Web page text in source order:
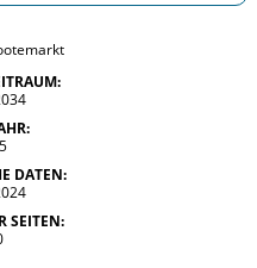
DATEN:
SEITEN: